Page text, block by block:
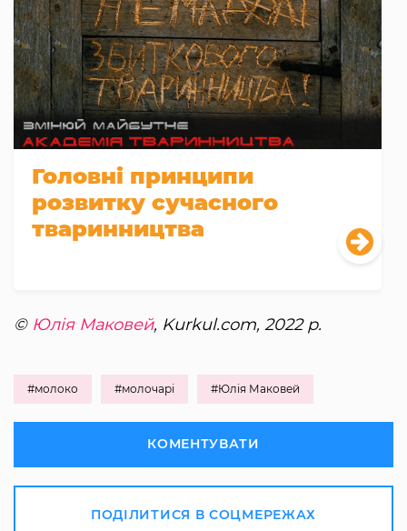
Головні принципи
розвитку сучасного
тваринництва
© Юлія Маковей, Kurkul.com, 2022 р.
#молоко #молочарі #Юлія Маковей
КОМЕНТУВАТИ
ПОДІЛИТИСЯ В СОЦМЕРЕЖАХ